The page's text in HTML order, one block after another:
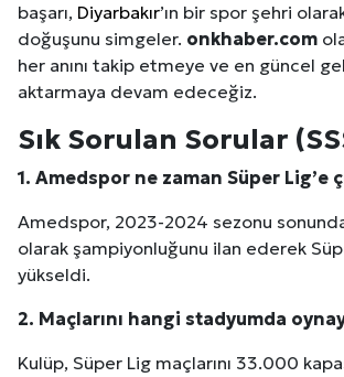
başarı, Diyarbakır’ın bir spor şehri
doğuşunu simgeler. onkhaber.com
her anını takip etmeye ve en güncel
aktarmaya devam edeceğiz.
Sık Sorulan Sorular
1. Amedspor ne zaman Süper Lig’e
Amedspor, 2023-2024 sezonu
olarak şampiyonluğunu ilan ederek
yükseldi.
2. Maçlarını hangi stadyumda
Kulüp, Süper Lig maçlarını 33.000